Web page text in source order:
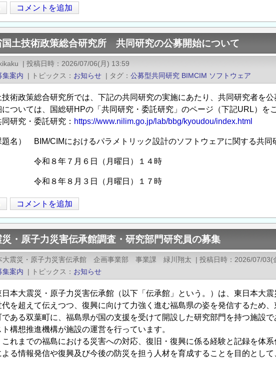
コメントを追加
国土技術政策総合研究所 共同研究の公募開始について
| 投稿日時
2026/07/06(月) 13:59
集案内 | トピックス お知らせ | タグ 公募型共同研究 BIMCIM ソフトウェア
技術政策総合研究所では、下記の共同研究の実施にあたり、共同研究者を公
については、国総研HPの「共同研究・委託研究」のページ（下記URL）を
研究・委託研究： https://www.nilim.go.jp/lab/bbg/kyoudou/index.html
題名） BIM/CIMにおけるパラメトリック設計のソフトウェアに関する共同
） 令和８年７月６日（月曜日）１４時
） 令和８年８月３日（月曜日）１７時
コメントを追加
・原子力災害伝承館調査・研究部門研究員の募集
大震災・原子力災害伝承館 企画事業部 事業課 緑川翔太 | 投稿日時
2026/07/03(
集案内 | トピックス お知らせ
本大震災・原子力災害伝承館（以下「伝承館」という。）は、東日本大
代を超えて伝えつつ、復興に向けて力強く進む福島県の姿を発信するため
である双葉町に、福島県が国の支援を受けて開設した研究部門を持つ施設
構想推進機構が施設の運営を行っています。
れまでの福島における災害への対応、復旧・復興に係る経験と記録を体系
る情報発信や復興及び今後の防災を担う人材を育成することを目的とし